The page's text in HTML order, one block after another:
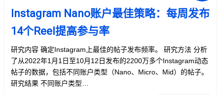
Instagram Nano账户最佳策略：每周发布
14个Reel提高参与率
研究内容 确定Instagram上最佳的帖子发布频率。 研究方法 分析
了从2022年1月1日至10月12日发布的2200万多个Instagram动态
帖子的数据，包括不同账户类型（Nano、Micro、Mid）的帖子。
研究结果 不同账户类型…